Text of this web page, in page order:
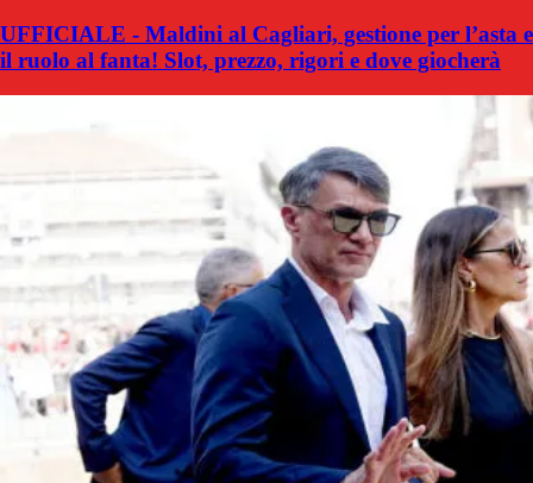
UFFICIALE - Maldini al Cagliari, gestione per l’asta e
il ruolo al fanta! Slot, prezzo, rigori e dove giocherà